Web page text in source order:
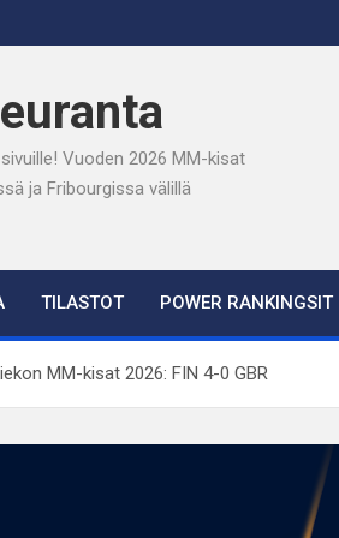
Vuoden 2026 MM-kisat
ja Fribourgissa välillä
TILASTOT POWER RANKINGSIT
MM-kisat 2026: FIN 4-0 GBR